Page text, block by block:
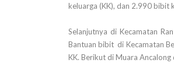
keluarga (KK), dan 2.990 bibit
Selanjutnya di Kecamatan
Bantuan bibit di Kecamatan
KK. Berikut di Muara